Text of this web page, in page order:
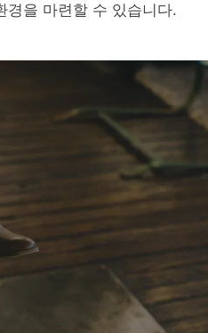
경을 마련할 수 있습니다.